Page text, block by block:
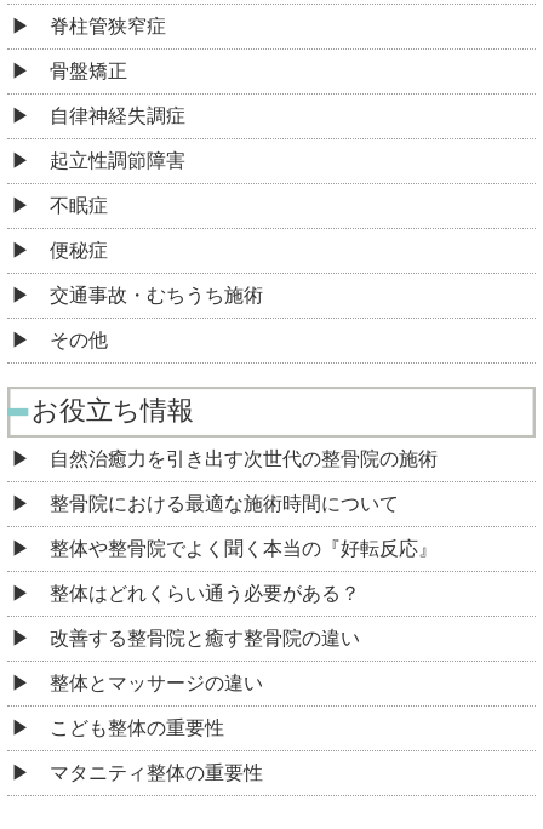
脊柱管狭窄症
骨盤矯正
自律神経失調症
起立性調節障害
不眠症
便秘症
交通事故・むちうち施術
その他
お役立ち情報
自然治癒力を引き出す次世代の整骨院の施術
整骨院における最適な施術時間について
整体や整骨院でよく聞く本当の『好転反応』
整体はどれくらい通う必要がある？
改善する整骨院と癒す整骨院の違い
整体とマッサージの違い
こども整体の重要性
マタニティ整体の重要性